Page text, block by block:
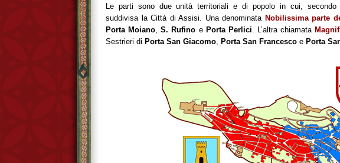
Le parti sono due unità territoriali e di popolo in cui, secondo
suddivisa la Città di Assisi. Una denominata Nobilissima parte
Porta Moiano,S. Rufino e Porta Perlici. L’altra chiamata
Sestrieri di Porta San Giacomo, Porta San Francesco e Porta